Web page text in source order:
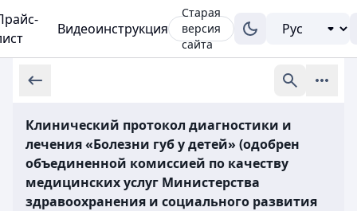
Видеоинструкция
Старая
версия
сайта
Клинический протокол диагностики и
лечения «Болезни губ у детей» (одобрен
объединенной комиссией по качеству
медицинских услуг Министерства
здравоохранения и социального развития